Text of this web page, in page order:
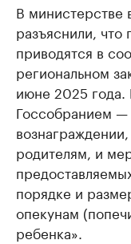
В министерстве
разъяснили, что
приводятся в
региональном
июне 2025
Госсобранием —
родителям, и
порядке и
опекунам
ребенка».